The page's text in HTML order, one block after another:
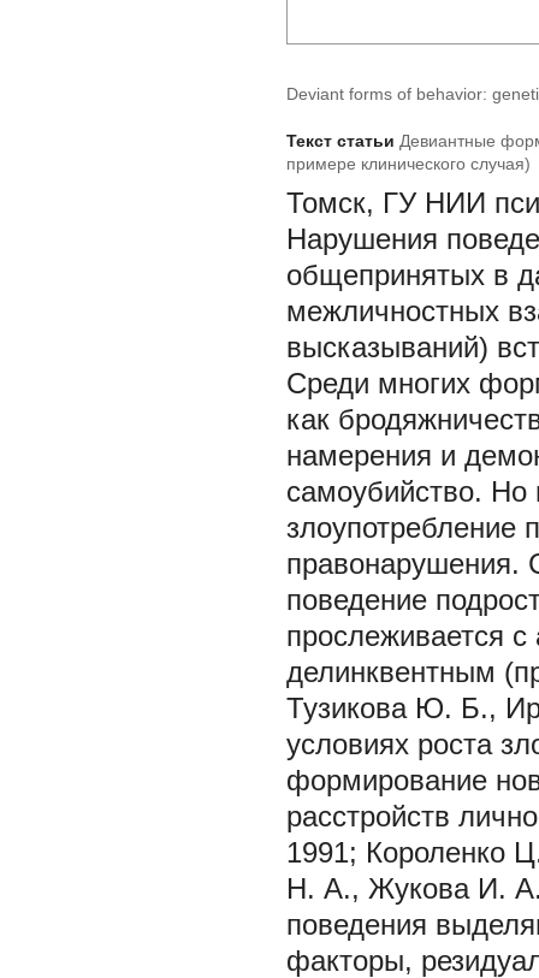
Deviant forms of behavior:
Текст статьи Девиантные
примере клинического случая)
Томск, ГУ НИИ
Нарушения
общепринятых в
межличностных
высказываний)
Среди многих
как
намерения и
самоубийство.
правонарушения.
поведение
прослеживается
делинквентным
Тузикова Ю. Б.,
условиях роста
формирование
расстройств
1991; Короленко
Н. А., Жукова И.
поведения
факторы,